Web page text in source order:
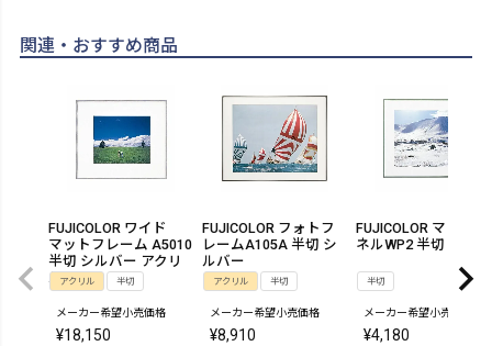
関連・おすすめ商品
FUJICOLOR ワイド
マットフレーム A5010
半切 シルバー アクリ
ルアクリル 半切
メーカー希望小売価格
¥18,150
FUJICOLOR フォトフ
レームA105A 半切 シ
ルバー
アクリル 半切
メーカー希望小売価格
¥8,910
FUJICOLOR マットパ
ネルWP2 半切
半切
メーカー希望小売価格
¥4,180